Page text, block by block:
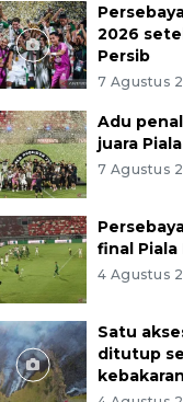
2026
Persib
7 Agustus
Adu
juara
7 Agustus
final Piala
4 Agustus
Satu
ditutup